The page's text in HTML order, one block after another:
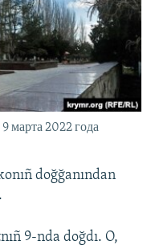
марта 2022 года
doğğanından
9-nda doğdı. O,